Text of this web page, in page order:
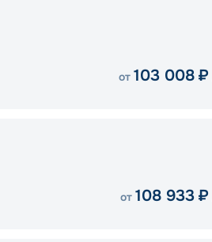
от 103 008 ₽
от 108 933 ₽